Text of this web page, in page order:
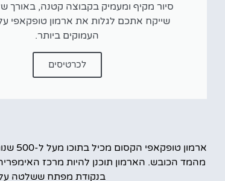
שייקח אתכם לגלות את ארמון טופקאפי על
העמוקים ביותר.
לכרטיסים
מהמד הכובש. הארמון תוכנן להיות מרכז
בנקודת מפתח ששלטה על